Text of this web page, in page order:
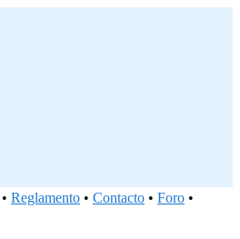
• Reglamento • Contacto • Foro •